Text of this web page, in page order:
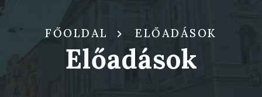
FŐOLDAL ELŐADÁSOK
Előadások